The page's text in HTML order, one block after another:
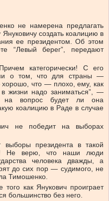
не намерена предлагать
создать коалицию в
ее президентом. Об этом
“Левый берег”, передают
категорически! С его
о том, что для страны —
что — плохо, ему, как
жизни надо заниматься”, —
на вопрос будет ли она
коалицию в Раде в случае
не победит на выборах
выборы президента в такой
Не верю, что наши люди
человека дважды, а
до сих пор — судимого, не
Тимошенко.
как Янукович проиграет
большинство без него.